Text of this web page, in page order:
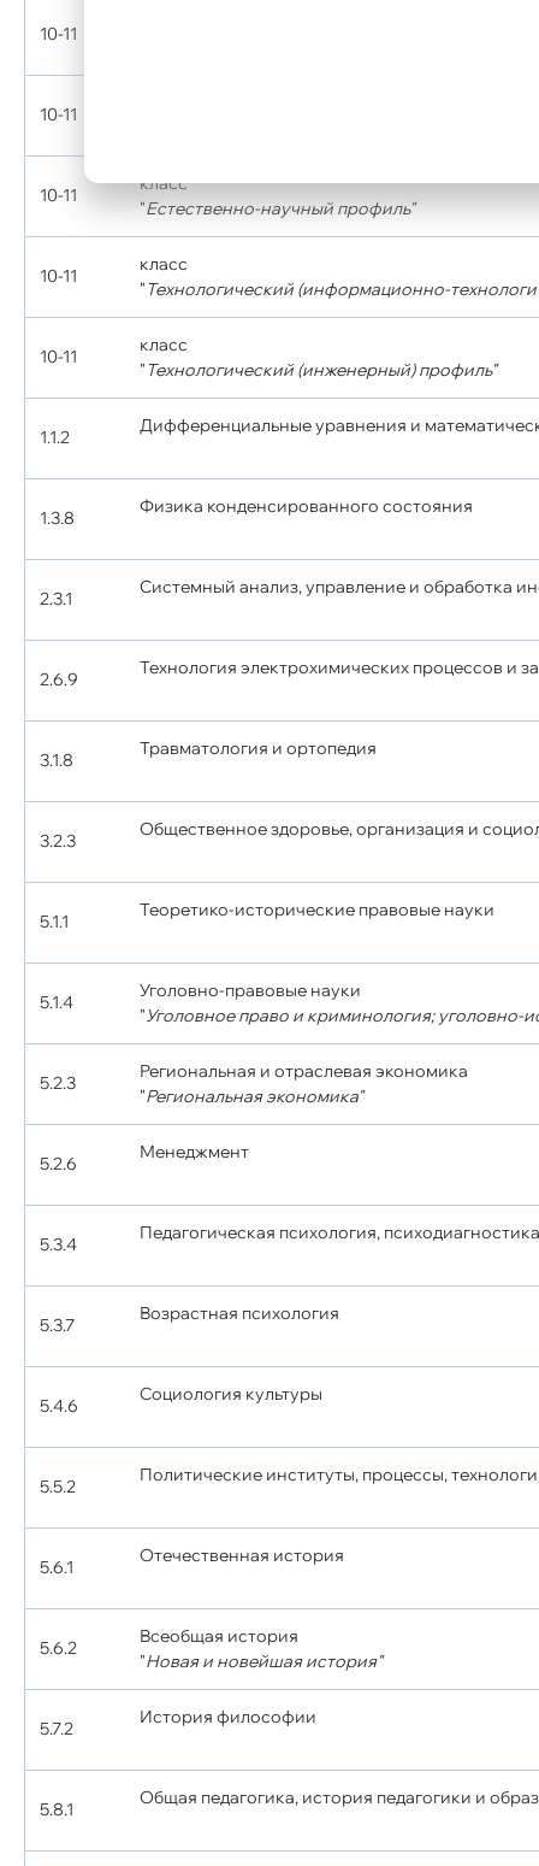
10-11
10-11
10-11
класс
"Естественно-научный профиль"
10-11
класс
"Технологический (информационно-
10-11
класс
"Технологический (инженерный) профиль"
1.1.2
Дифференциальные уравнения и
1.3.8
Физика конденсированного состояния
2.3.1
Системный анализ, управление и обработка
2.6.9
Технология электрохимических процессов и
3.1.8
Травматология и ортопедия
3.2.3
Общественное здоровье, организация и
5.1.1
Теоретико-исторические правовые науки
5.1.4
Уголовно-правовые науки
"Уголовное право и криминология; уголовно-
5.2.3
Региональная и отраслевая экономика
"Региональная экономика"
5.2.6
Менеджмент
5.3.4
Педагогическая психология,
5.3.7
Возрастная психология
5.4.6
Социология культуры
5.5.2
Политические институты, процессы,
5.6.1
Отечественная история
5.6.2
Всеобщая история
"Новая и новейшая история"
5.7.2
История философии
5.8.1
Общая педагогика, история педагогики и